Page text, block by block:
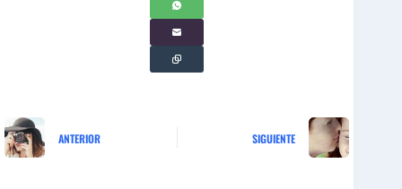
ANTERIOR SIGUIENTE